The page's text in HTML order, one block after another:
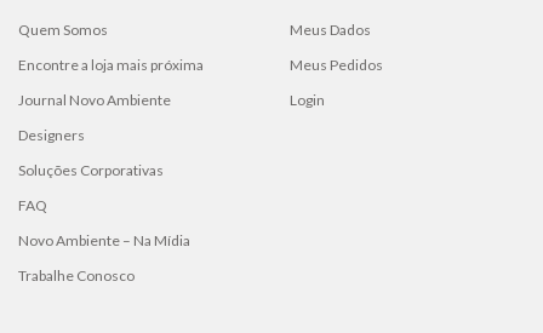
Quem Somos
Encontre a loja mais próxima
Journal Novo Ambiente
Designers
Soluções Corporativas
FAQ
Novo Ambiente – Na Mídia
Trabalhe Conosco
Meus Dados
Meus Pedidos
Login